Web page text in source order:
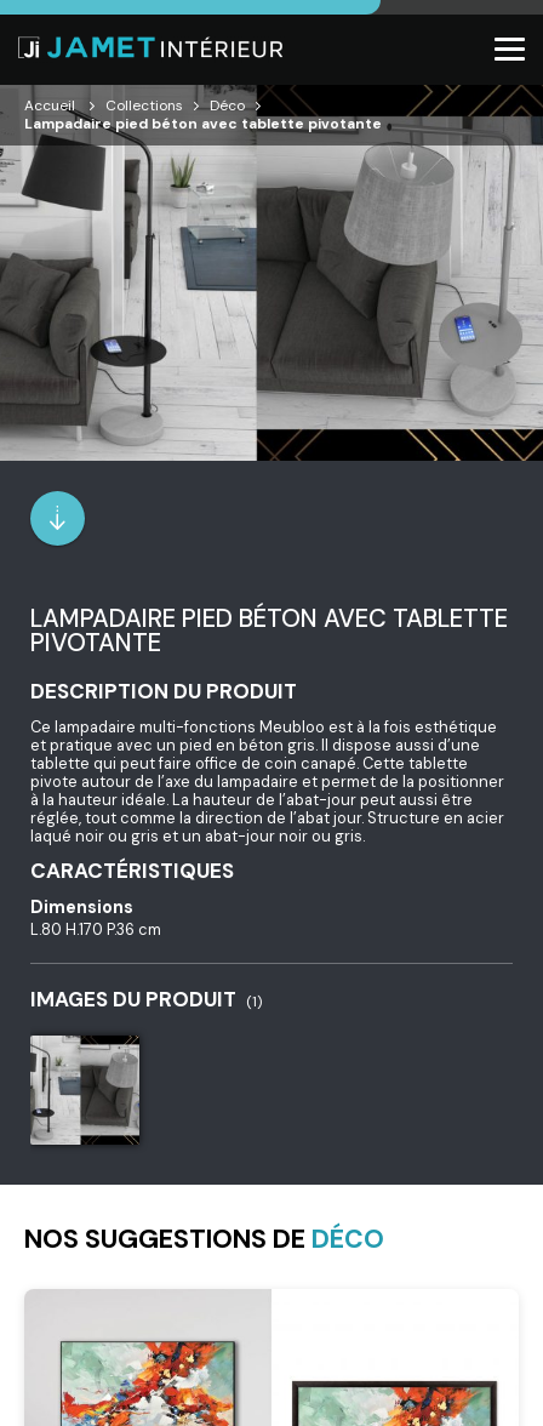
Accueil Collections
Déco
Lampadaire pied béton avec tablette pivotante
LAMPADAIRE PIED BÉTON AVEC TABLETTE
PIVOTANTE
DESCRIPTION DU PRODUIT
Ce lampadaire multi-fonctions Meubloo est à la fois esthétique
et pratique avec un pied en béton gris. Il dispose aussi d’une
tablette qui peut faire office de coin canapé. Cette tablette
pivote autour de l’axe du lampadaire et permet de la positionner
à la hauteur idéale. La hauteur de l’abat-jour peut aussi être
réglée, tout comme la direction de l’abat jour. Structure en acier
laqué noir ou gris et un abat-jour noir ou gris.
CARACTÉRISTIQUES
Dimensions
L.80 H.170 P.36 cm
IMAGES DU PRODUIT (1)
NOS SUGGESTIONS DE DÉCO